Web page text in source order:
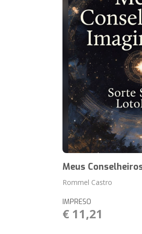
Meus
Rommel Castro
IMPRESO
€ 11,21